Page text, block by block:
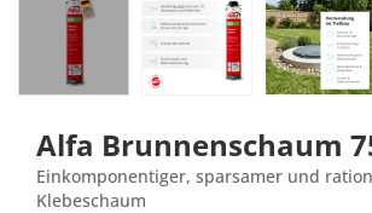
Alfa Brunnenschaum
Einkomponentiger, sparsamer und
Klebeschaum